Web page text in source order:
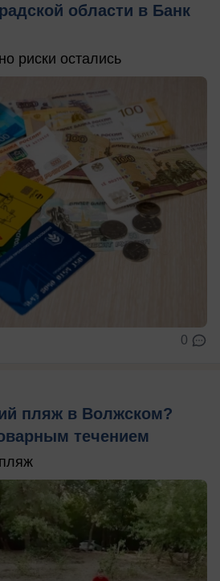
области в Банк
риски остались
0
пляж в Волжском?
течением